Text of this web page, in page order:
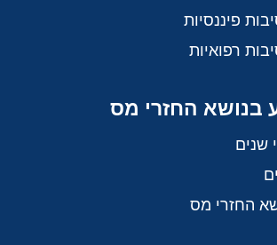
פיננסיות
רפואיות
בנושא החזרי מס
שנים
החזרי מס